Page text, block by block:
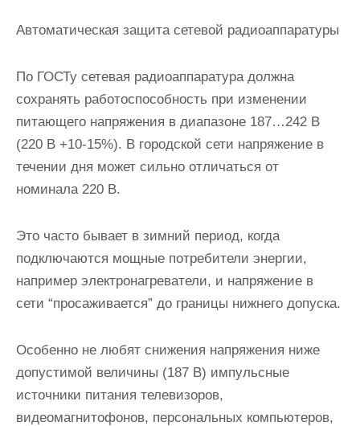
Автоматическая защита сетевой радиоаппаратуры
По ГОСТу сетевая радиоаппаратура должна
сохранять работоспособность при изменении
питающего напряжения в диапазоне 187…242 В
(220 В +10-15%). В городской сети напряжение в
течении дня может сильно отличаться от
номинала 220 В.
Это часто бывает в зимний период, когда
подключаются мощные потребители энергии,
например электронагреватели, и напряжение в
сети “просаживается” до границы нижнего допуска.
Особенно не любят снижения напряжения ниже
допустимой величины (187 В) импульсные
источники питания телевизоров,
видеомагнитофонов, персональных компьютеров,